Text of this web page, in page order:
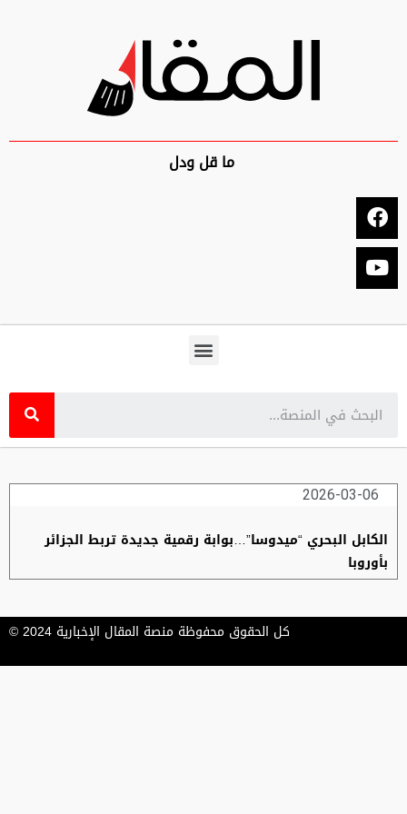
ما قل ودل
2026-03-06
الكابل البحري “ميدوسا”…بوابة رقمية جديدة تربط الجزائر
بأوروبا
كل الحقوق محفوظة منصة المقال الإخبارية 2024 ©